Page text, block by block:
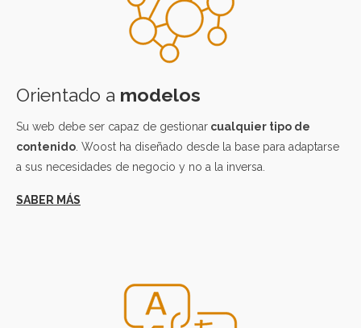
Orientado a modelos
Su web debe ser capaz de gestionar cualquier tipo de
contenido . Woost ha diseñado desde la base para adaptarse
a sus necesidades de negocio y no a la inversa.